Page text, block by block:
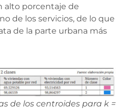
alto porcentaje de
de los servicios, de lo que
de la parte urbana más
de los centroides para k =